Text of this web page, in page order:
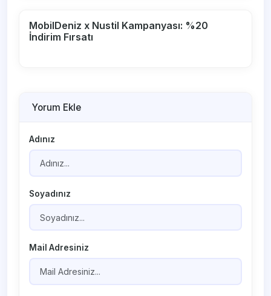
MobilDeniz x Nustil Kampanyası: %20
İndirim Fırsatı
Yorum Ekle
Adınız
Soyadınız
Mail Adresiniz